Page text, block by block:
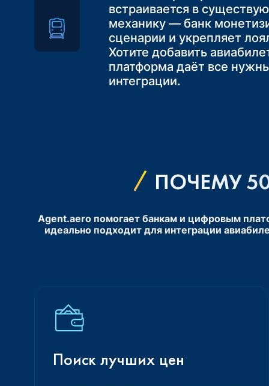
встраивается в
механику — банк
сценарии и укрепляет
Хотите добавить
платформа даёт все
интеграции.
вложений.
ПОЧЕМУ
Agent.aero помогает банкам и цифровым
идеально подходит для интеграции
Поиск лучших цен